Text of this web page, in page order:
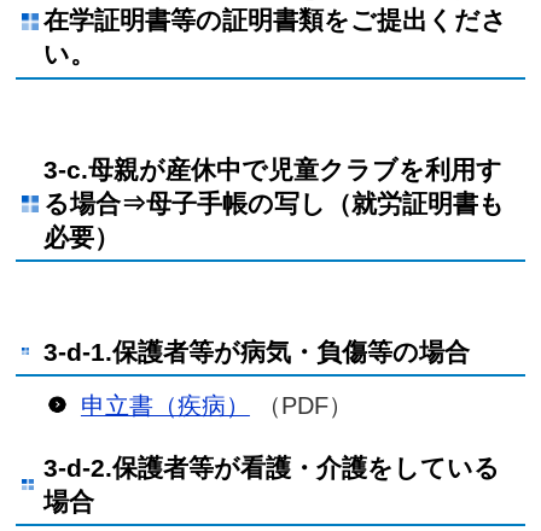
在学証明書等の証明書類をご提出くださ
い。
3-c.母親が産休中で児童クラブを利用す
る場合⇒母子手帳の写し（就労証明書も
必要）
3-d-1.保護者等が病気・負傷等の場合
申立書（疾病） （PDF）
3-d-2.保護者等が看護・介護をしている
場合